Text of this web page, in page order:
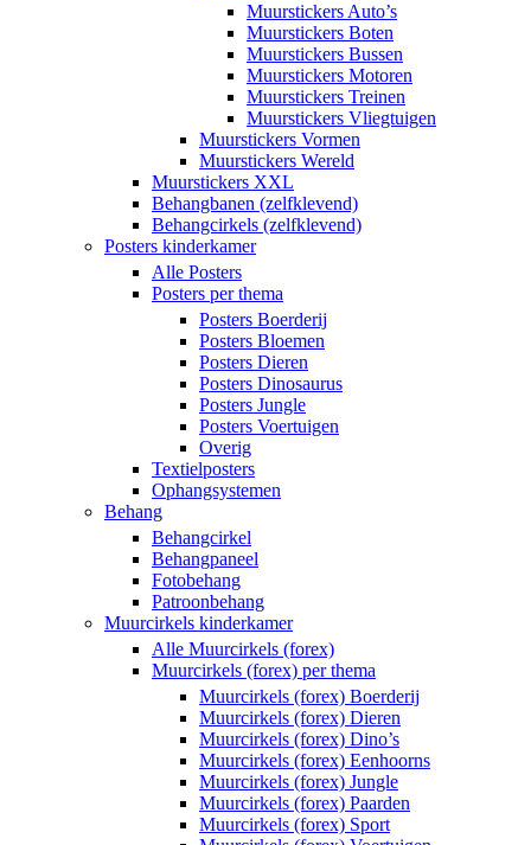
Muurstickers Auto’s
Muurstickers Boten
Muurstickers Bussen
Muurstickers Motoren
Muurstickers Treinen
Muurstickers Vliegtuigen
Muurstickers Vormen
Muurstickers Wereld
Muurstickers XXL
Behangbanen (zelfklevend)
Behangcirkels (zelfklevend)
Posters kinderkamer
Alle Posters
Posters per thema
Posters Boerderij
Posters Bloemen
Posters Dieren
Posters Dinosaurus
Posters Jungle
Posters Voertuigen
Overig
Textielposters
Ophangsystemen
Behang
Behangcirkel
Behangpaneel
Fotobehang
Patroonbehang
Muurcirkels kinderkamer
Alle Muurcirkels (forex)
Muurcirkels (forex) per thema
Muurcirkels (forex) Boerderij
Muurcirkels (forex) Dieren
Muurcirkels (forex) Dino’s
Muurcirkels (forex) Eenhoorns
Muurcirkels (forex) Jungle
Muurcirkels (forex) Paarden
Muurcirkels (forex) Sport